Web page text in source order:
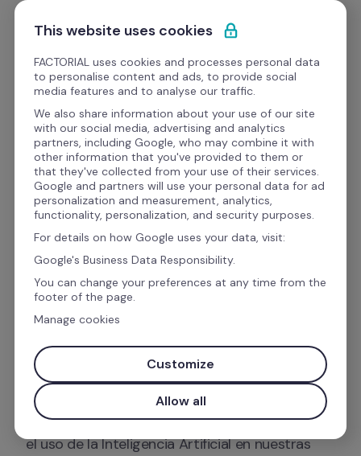
Ir al contenido
Solicitar demo
Webinars
Cursos
La Inteligencia Artificial
en Recusos Humanos
La inteligencia artificial en recursos humanos
cada día está ganando más corazones y
mentes. El 50% de los trabajadores utilizan
actualmente algún tipo de IA en su empleo, en
comparación con el 32% del año pasado.
Por eso, hemos preparado esta
Online Master
Class junto a Erudit para aprender más sobre
el uso de la Inteligencia Artificial en nuestras
This website uses cookies
FACTORIAL uses cookies and processes personal data
to personalise content and ads, to provide social
media features and to analyse our traffic.
We also share information about your use of our site
with our social media, advertising and analytics
partners, including Google, who may combine it with
other information that you've provided to them or
that they've collected from your use of their services.
Google and partners will use your personal data for ad
personalization and measurement, analytics,
functionality, personalization, and security purposes.
For details on how Google uses your data, visit:
Google's Business Data Responsibility.
You can change your preferences at any time from the
footer of the page.
Manage cookies
Customize
Allow all